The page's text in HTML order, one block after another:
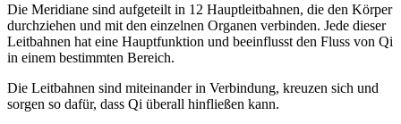
Die Meridiane sind aufgeteilt in 12 Hauptleitbahnen, die den Körper
durchziehen und mit den einzelnen Organen verbinden. Jede dieser
Leitbahnen hat eine Hauptfunktion und beeinflusst den Fluss von Qi
in einem bestimmten Bereich.
Die Leitbahnen sind miteinander in Verbindung, kreuzen sich und
sorgen so dafür, dass Qi überall hinfließen kann.